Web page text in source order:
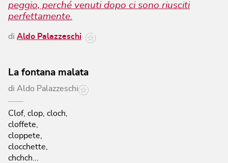
peggio, perché venuti dopo ci sono riusciti
perfettamente.
di Aldo Palazzeschi
La fontana malata
di Aldo Palazzeschi
Clof, clop, cloch,
cloffete,
cloppete,
clocchette,
chchch...